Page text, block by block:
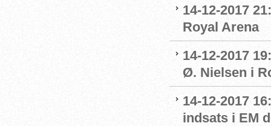
14-12-2017
Royal Arena
14-12-2017
Ø. Nielsen i
14-12-2017
indsats i EM